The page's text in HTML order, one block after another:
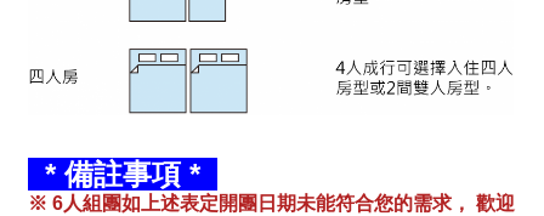
* 備註事項 *
※ 6人組團如上述表定開團日期未能符合您的需求， 歡迎